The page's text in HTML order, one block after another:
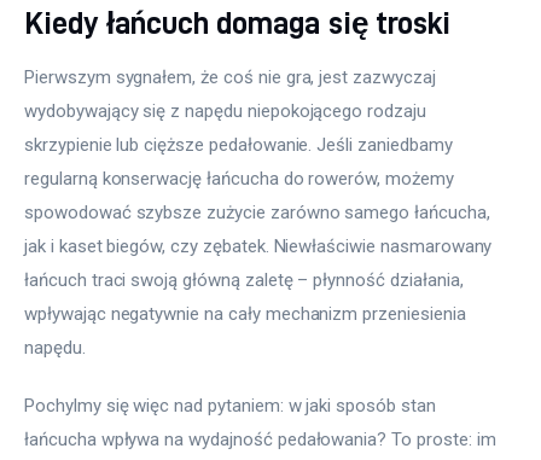
Kiedy łańcuch domaga się troski
Pierwszym sygnałem, że coś nie gra, jest zazwyczaj
wydobywający się z napędu niepokojącego rodzaju
skrzypienie lub cięższe pedałowanie. Jeśli zaniedbamy
regularną konserwację łańcucha do rowerów, możemy
spowodować szybsze zużycie zarówno samego łańcucha,
jak i kaset biegów, czy zębatek. Niewłaściwie nasmarowany
łańcuch traci swoją główną zaletę – płynność działania,
wpływając negatywnie na cały mechanizm przeniesienia
napędu.
Pochylmy się więc nad pytaniem: w jaki sposób stan
łańcucha wpływa na wydajność pedałowania? To proste: im